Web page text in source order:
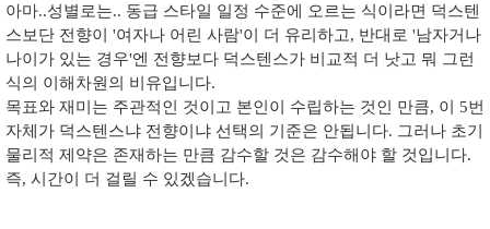
아마..성별로는.. 동급 스타일 일정 수준에 오르는 식이라면 덕스텐
스보단 전향이 '여자나 어린 사람'이 더 유리하고, 반대로 '남자거나
나이가 있는 경우'엔 전향보다 덕스텐스가 비교적 더 낫고 뭐 그런
식의 이해차원의 비유입니다.
목표와 재미는 주관적인 것이고 본인이 수립하는 것인 만큼, 이 5번
자체가 덕스텐스냐 전향이냐 선택의 기준은 안됩니다. 그러나 초기
물리적 제약은 존재하는 만큼 감수할 것은 감수해야 할 것입니다.
즉, 시간이 더 걸릴 수 있겠습니다.